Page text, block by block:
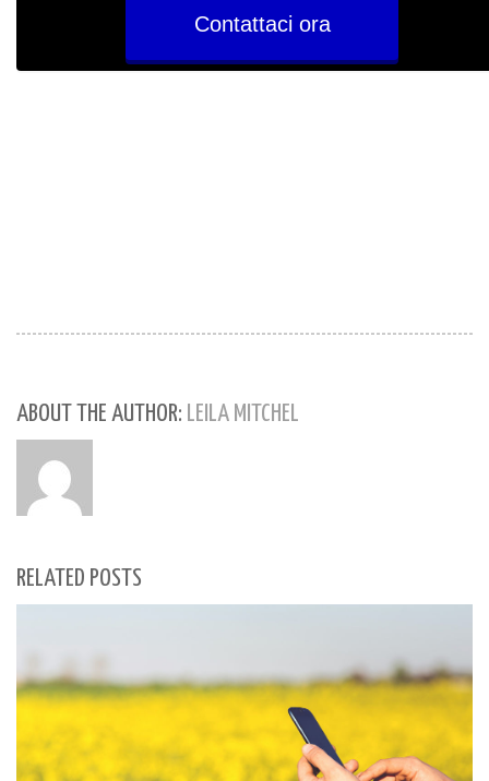
Contattaci ora
ABOUT THE AUTHOR: LEILA MITCHEL
RELATED POSTS